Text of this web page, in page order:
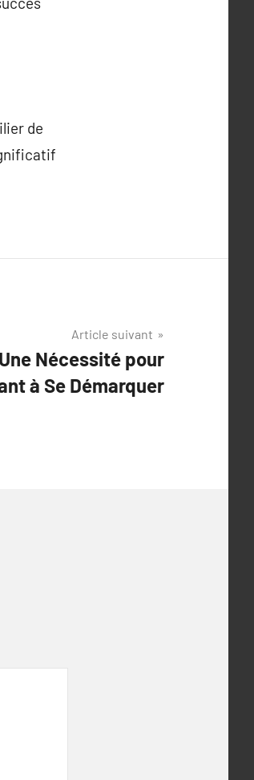
de
Article suivant
Nécessité pour
à Se Démarquer